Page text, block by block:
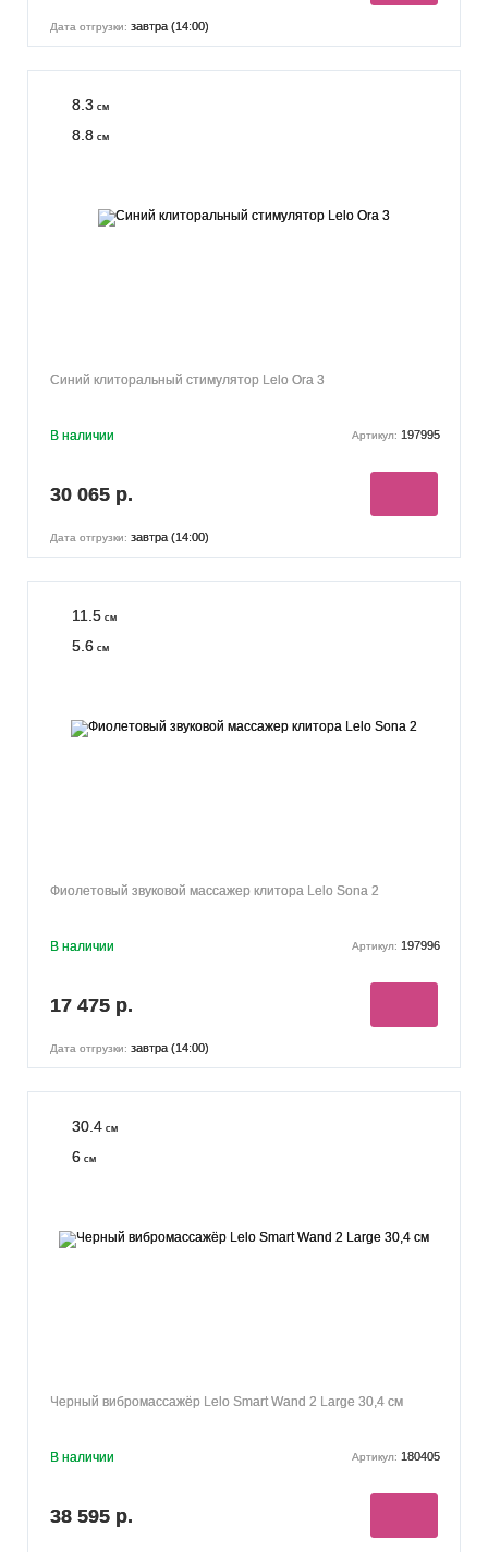
Дата отгрузки: завтра (14:00)
8.3 см
8.8 см
Синий клиторальный стимулятор Lelo Ora 3
В наличии Артикул: 197995
30 065 р.
Дата отгрузки: завтра (14:00)
11.5 см
5.6 см
Фиолетовый звуковой массажер клитора Lelo Sona 2
В наличии Артикул: 197996
17 475 р.
Дата отгрузки: завтра (14:00)
30.4 см
6 см
Черный вибромассажёр Lelo Smart Wand 2 Large 30,4 см
В наличии Артикул: 180405
38 595 р.